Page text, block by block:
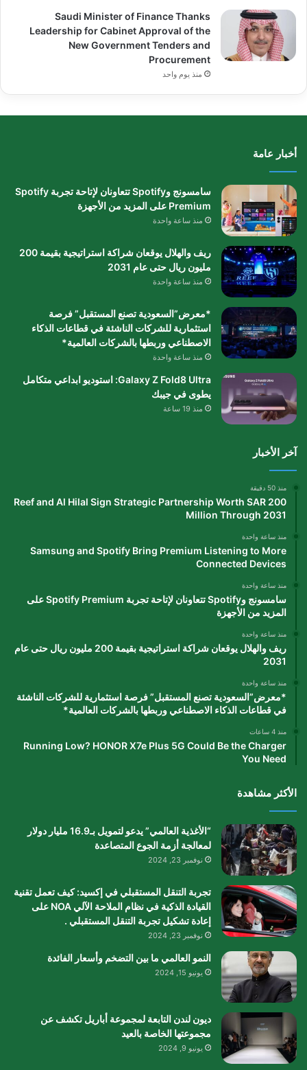
Saudi Minister of Finance Thanks
Leadership for Cabinet Approval of the
New Government Tenders and
Procurement
منذ يوم واحد
أخبار عامة
سامسونج وSpotify تتعاونان لإتاحة تجربة Spotify
Premium على المزيد من الأجهزة
منذ ساعة واحدة
ريف والهلال يوقعان شراكة استراتيجية بقيمة 200
مليون ريال حتى عام 2031
منذ ساعة واحدة
*معرض”السعودية تصنع المستقبل” فرصة
استثمارية للشركات الناشئة في قطاعات الذكاء
الاصطناعي وربطها بالشركات العالمية*
منذ ساعة واحدة
Galaxy Z Fold8 Ultra: استوديو ابداعي متكامل
يطوى في جيبك
منذ 19 ساعة
آخر الأخبار
منذ 50 دقيقة
Reef and Al Hilal Sign Strategic Partnership Worth SAR 200
Million Through 2031
منذ ساعة واحدة
Samsung and Spotify Bring Premium Listening to More
Connected Devices
منذ ساعة واحدة
سامسونج وSpotify تتعاونان لإتاحة تجربة Spotify Premium على
المزيد من الأجهزة
منذ ساعة واحدة
ريف والهلال يوقعان شراكة استراتيجية بقيمة 200 مليون ريال حتى عام
2031
منذ ساعة واحدة
*معرض”السعودية تصنع المستقبل” فرصة استثمارية للشركات الناشئة
في قطاعات الذكاء الاصطناعي وربطها بالشركات العالمية*
منذ 4 ساعات
Running Low? HONOR X7e Plus 5G Could Be the Charger
You Need
الأكثر مشاهدة
“الأغذية العالمي” يدعو لتمويل بـ16.9 مليار دولار
لمعالجة أزمة الجوع المتصاعدة
نوفمبر 23, 2024
تجربة التنقل المستقبلي في إكسيد: كيف تعمل تقنية
القيادة الذكية في نظام الملاحة الآلي NOA على
إعادة تشكيل تجربة التنقل المستقبلي .
نوفمبر 23, 2024
النمو العالمي ما بين التضخم وأسعار الفائدة
يونيو 15, 2024
ديون لندن التابعة لمجموعة أباريل تكشف عن
مجموعتها الخاصة بالعيد
يونيو 9, 2024